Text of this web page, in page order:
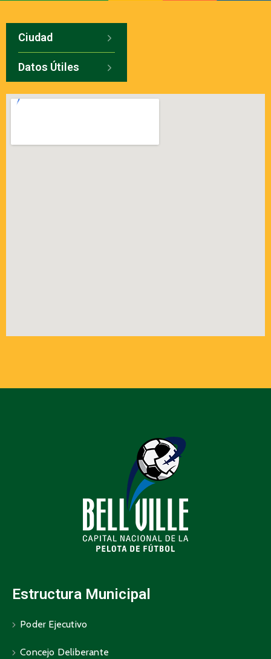
Ciudad
Datos Útiles
Estructura Municipal
Poder Ejecutivo
Concejo Deliberante